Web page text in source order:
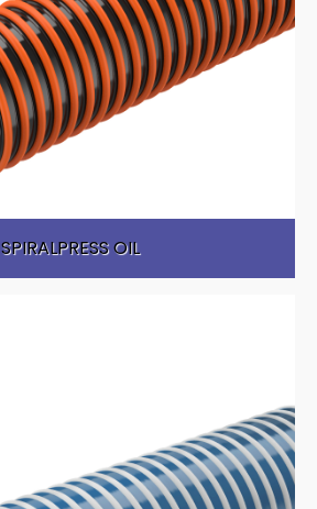
SPIRALPRESS OIL